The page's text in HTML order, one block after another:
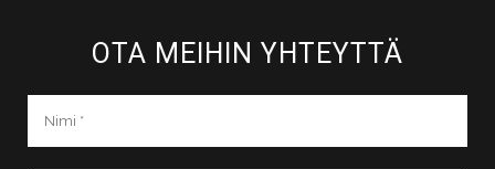
OTA MEIHIN YHTEYTTÄ​